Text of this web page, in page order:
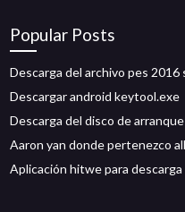
Popular Posts
Descarga del archivo pes 2016
Descargar android keytool.exe
Descarga del disco de
Aaron yan donde pertenezco
Aplicación hitwe para descarga